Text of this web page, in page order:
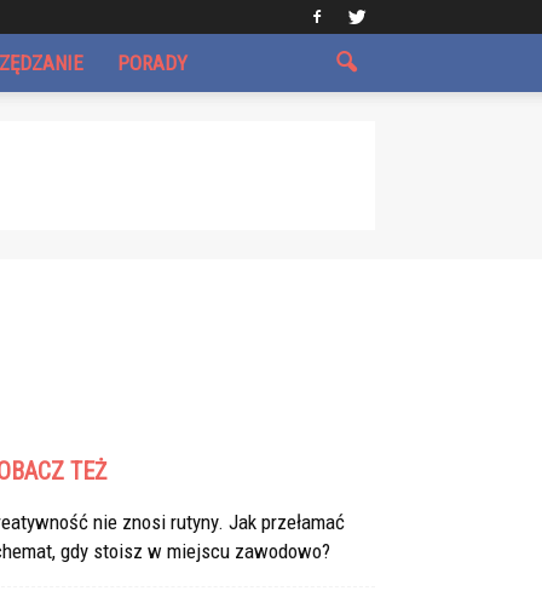
PORADY
TEŻ
nie znosi rutyny. Jak przełamać
gdy stoisz w miejscu zawodowo?